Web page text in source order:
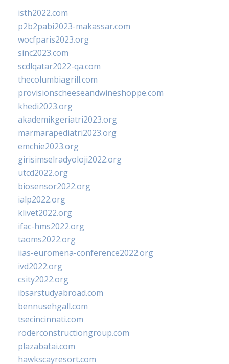
isth2022.com
p2b2pabi2023-makassar.com
wocfparis2023.org
sinc2023.com
scdlqatar2022-qa.com
thecolumbiagrill.com
provisionscheeseandwineshoppe.com
khedi2023.org
akademikgeriatri2023.org
marmarapediatri2023.org
emchie2023.org
girisimselradyoloji2022.org
utcd2022.org
biosensor2022.org
ialp2022.org
klivet2022.org
ifac-hms2022.org
taoms2022.org
iias-euromena-conference2022.org
ivd2022.org
csity2022.org
ibsarstudyabroad.com
bennusehgall.com
tsecincinnati.com
roderconstructiongroup.com
plazabatai.com
hawkscayresort.com